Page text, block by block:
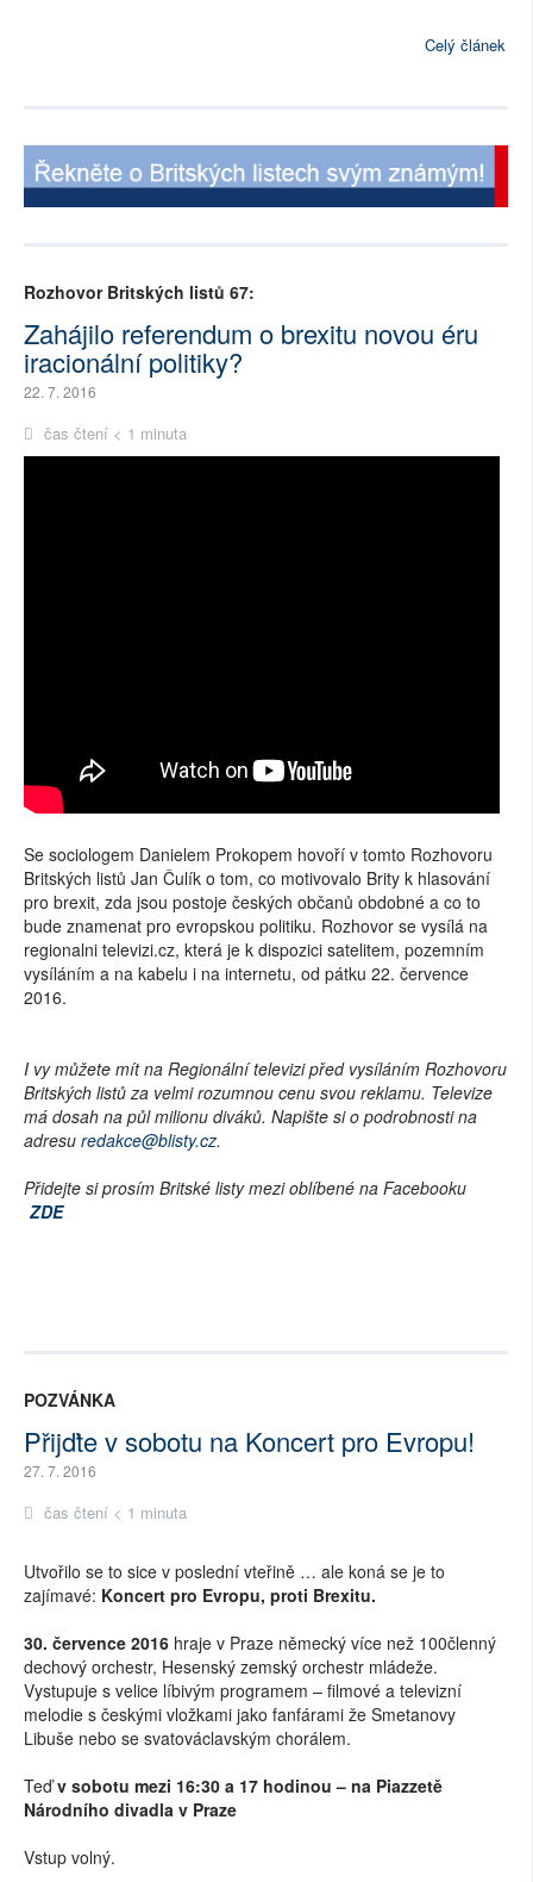
Celý článek
Rozhovor Britských listů 67:
Zahájilo referendum o brexitu novou éru
iracionální politiky?
22. 7. 2016
čas čtení < 1 minuta
Se sociologem Danielem Prokopem hovoří v tomto Rozhovoru
Britských listů Jan Čulík o tom, co motivovalo Brity k hlasování
pro brexit, zda jsou postoje českých občanů obdobné a co to
bude znamenat pro evropskou politiku. Rozhovor se vysílá na
regionalni televizi.cz, která je k dispozici satelitem, pozemním
vysíláním a na kabelu i na internetu, od pátku 22. července
2016.
I vy můžete mít na Regionální televizi před vysíláním Rozhovoru
Britských listů za velmi rozumnou cenu svou reklamu. Televize
má dosah na půl milionu diváků. Napište si o podrobnosti na
adresu redakce@blisty.cz.
Přidejte si prosím Britské listy mezi oblíbené na Facebooku
ZDE
POZVÁNKA
Přijďte v sobotu na Koncert pro Evropu!
27. 7. 2016
čas čtení < 1 minuta
Utvořilo se to sice v poslední vteřině … ale koná se je to
zajímavé: Koncert pro Evropu, proti Brexitu.
30. července 2016 hraje v Praze německý více než 100členný
dechový orchestr, Hesenský zemský orchestr mládeže.
Vystupuje s velice líbivým programem – filmové a televizní
melodie s českými vložkami jako fanfárami že Smetanovy
Libuše nebo se svatováclavským chorálem.
Teďv sobotu mezi 16:30 a 17 hodinou – na Piazzetě
Národního divadla v Praze
Vstup volný.